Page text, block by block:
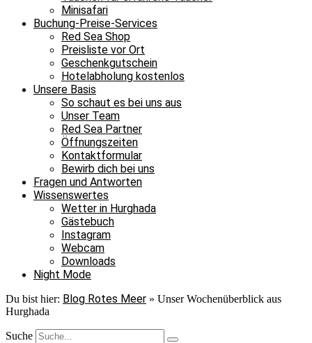
Minisafari
Buchung-Preise-Services
Red Sea Shop
Preisliste vor Ort
Geschenkgutschein
Hotelabholung kostenlos
Unsere Basis
So schaut es bei uns aus
Unser Team
Red Sea Partner
Öffnungszeiten
Kontaktformular
Bewirb dich bei uns
Fragen und Antworten
Wissenswertes
Wetter in Hurghada
Gästebuch
Instagram
Webcam
Downloads
Night Mode
Du bist hier: Blog Rotes Meer » Unser Wochenüberblick aus
Hurghada
Suche